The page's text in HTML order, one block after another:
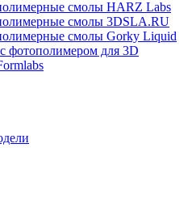
смолы HARZ Labs
смолы 3DSLA.RU
смолы Gorky Liquid
фотополимером для 3D